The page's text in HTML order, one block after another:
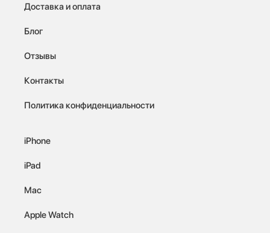
Доставка и оплата
Блог
Отзывы
Контакты
Политика конфиденциальности
iPhone
iPad
Mac
Apple Watch